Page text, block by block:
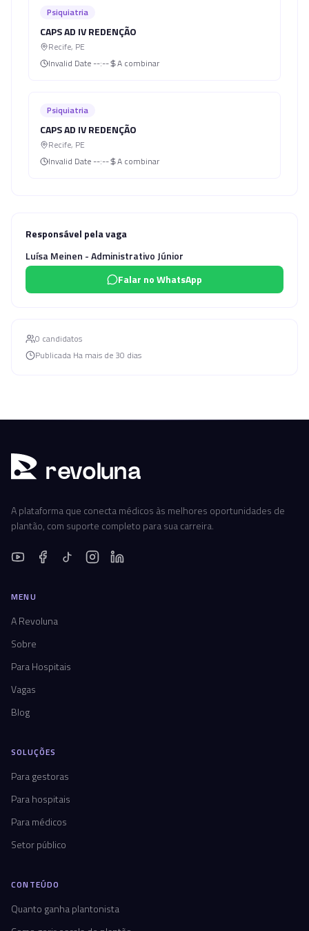
Psiquiatria
CAPS AD IV REDENÇÃO
Recife, PE
Invalid Date --:-- A combinar
Psiquiatria
CAPS AD IV REDENÇÃO
Recife, PE
Invalid Date --:-- A combinar
Responsável pela vaga
Luísa Meinen - Administrativo Júnior
Falar no WhatsApp
0 candidatos
Publicada Ha mais de 30 dias
revoluna
A plataforma que conecta médicos às melhores oportunidades de
plantão, com suporte completo para sua carreira.
MENU
A Revoluna
Sobre
Para Hospitais
Vagas
Blog
SOLUÇÕES
Para gestoras
Para hospitais
Para médicos
Setor público
CONTEÚDO
Quanto ganha plantonista